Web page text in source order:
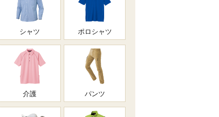
シャツ ポロシャツ
介護 パンツ